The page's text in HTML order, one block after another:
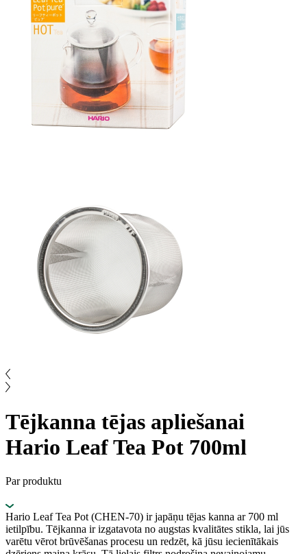
Tējkanna tējas apliešanai
Hario Leaf Tea Pot 700ml
Par produktu
Hario Leaf Tea Pot (CHEN-70) ir japāņu tējas kanna ar 700 ml
ietilpību. Tējkanna ir izgatavota no augstas kvalitātes stikla, lai jūs
varētu vērot brūvēšanas procesu un redzēt, kā jūsu iecienītākais